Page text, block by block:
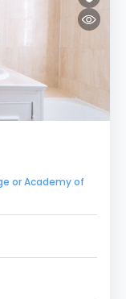
or Academy of